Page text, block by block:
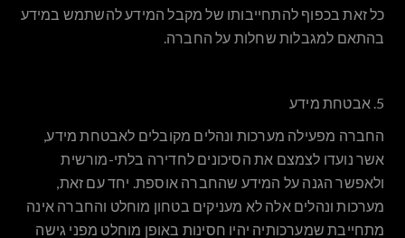
כל זאת בכפוף להתחייבותו של מקבל המידע להשתמש במידע
בהתאם למגבלות שחלות על החברה.
5. אבטחת מידע
החברה מפעילה מערכות ונהלים מקובלים לאבטחת מידע,
אשר נועדו לצמצם את הסיכונים לחדירה בלתי-מורשית
ולאפשר הגנה על המידע שהחברה אוספת. יחד עם זאת,
מערכות ונהלים אלה לא מעניקים בטחון מוחלט והחברה אינה
מתחייבת שמערכותיה יהיו חסינות באופן מוחלט מפני גישה